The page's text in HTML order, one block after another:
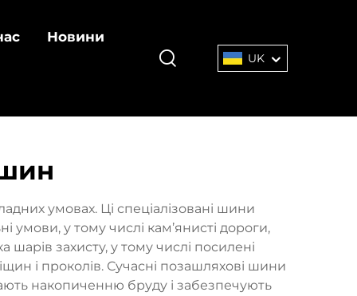
Новини
UK
умовах. Ці спеціалізовані шини
умови, у тому числі кам’янисті дороги,
шарів захисту, у тому числі посилені
і проколів. Сучасні позашляхові шини
накопиченню бруду і забезпечують